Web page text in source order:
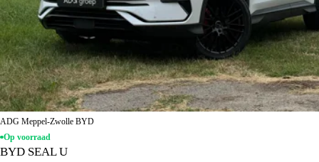
ADG Meppel-Zwolle BYD
Op voorraad
BYD SEAL U